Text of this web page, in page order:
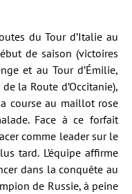
du Tour d’Italie au
de saison (victoires
et au Tour d’Émilie,
la Route d’Occitanie),
course au maillot rose
Face à ce forfait
comme leader sur le
tard. L’équipe affirme
dans la conquête au
de Russie, à peine